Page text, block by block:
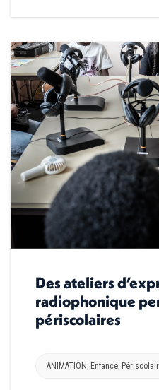
Des ateliers
radiophonique
périscolaires
ANIMATION Enfance